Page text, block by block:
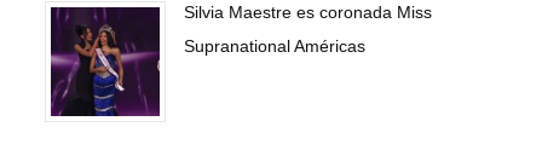
Silvia Maestre es coronada Miss
Supranational Américas